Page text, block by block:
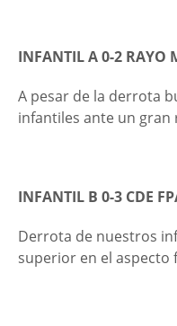
INFANTIL A 0-2 RAYO
A pesar de la derrota
infantiles ante un gran
INFANTIL B 0-3 CDE
Derrota de nuestros
superior en el aspecto